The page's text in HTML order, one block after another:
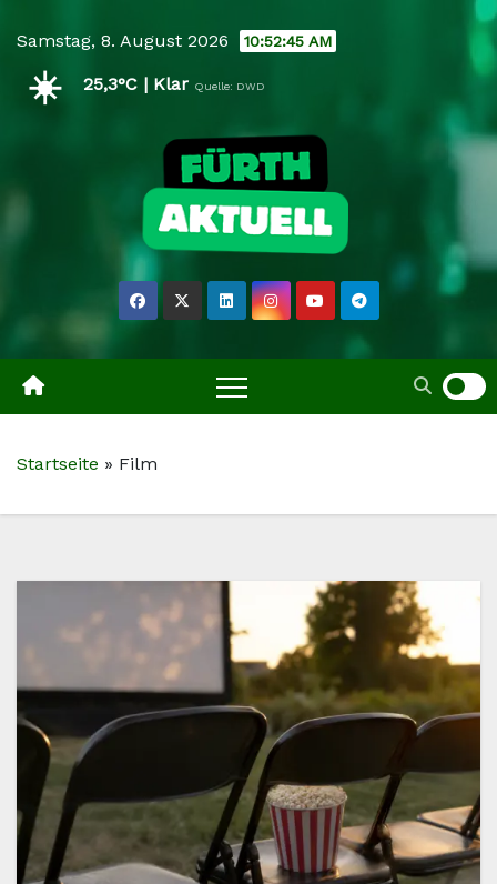
content
Samstag, 8. August 2026 10:52:46 AM
☀️ 25,3°C | Klar Quelle: DWD
Startseite » Film